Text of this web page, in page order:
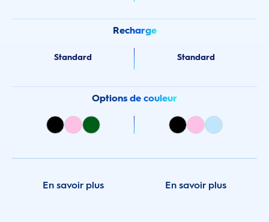
Recharge
Standard Standard
Options de couleur
En savoir plus En savoir plus